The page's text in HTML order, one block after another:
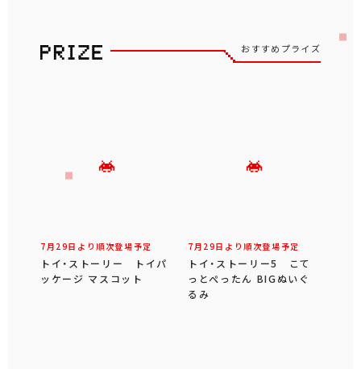
おすすめプライズ
7月29日より順次登場予定
トイ・ストーリー トイパ
ッケージ マスコット
7月29日より順次登場予定
トイ・ストーリー5 こて
っとぺったん BIGぬいぐ
るみ